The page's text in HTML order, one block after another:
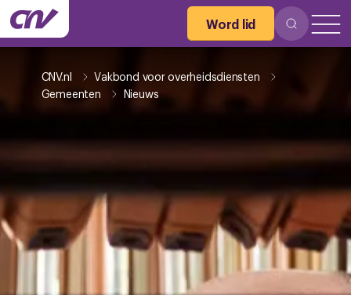
Word lid
CNV.nl
Vakbond voor overheidsdiensten
Gemeenten
Nieuws